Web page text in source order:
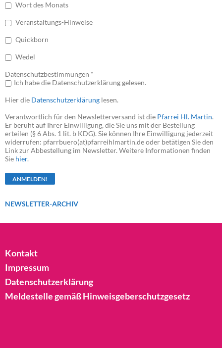
Wort des Monats
Veranstaltungs-Hinweise
Quickborn
Wedel
Datenschutzbestimmungen *
Ich habe die Datenschutzerklärung gelesen.
Hier die Datenschutzerklärung lesen.
Verantwortlich für den Newsletterversand ist die Pfarrei Hl. Martin.
Er beruht auf Ihrer Einwilligung, die Sie uns mit der Bestellung
erteilen (§ 6 Abs. 1 lit. b KDG). Sie können Ihre Einwilligung jederzeit
widerrufen: pfarrbuero(at)pfarreihlmartin.de oder betätigen Sie den
Link zur Abbestellung im Newsletter. Weitere Informationen finden
Sie hier.
NEWSLETTER-ARCHIV
Kontakt
Impressum
Datenschutzerklärung
Meldestelle gemäß Hinweisgeberschutzgesetz